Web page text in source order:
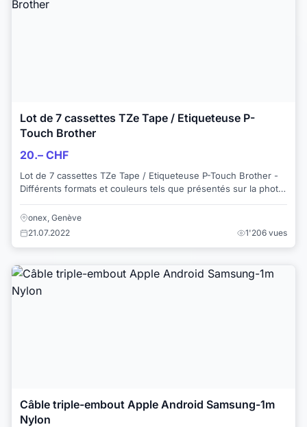
Lot de 7 cassettes TZe Tape / Etiqueteuse P-
Touch Brother
20.– CHF
Lot de 7 cassettes TZe Tape / Etiqueteuse P-Touch Brother -
Différents formats et couleurs tels que présentés sur la photo
onex, Genève
21.07.2022
1'206 vues
Câble triple-embout Apple Android Samsung-1m
Nylon